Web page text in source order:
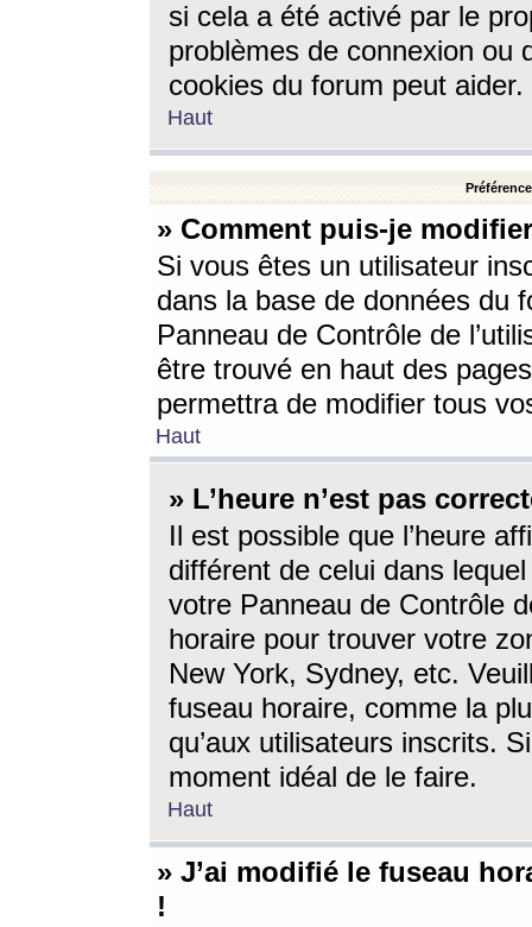
si cela a été activé par le
problèmes de connexion ou
cookies du forum peut aider.
Haut
» Comment puis-je
Si vous êtes un utilisateur
dans la base de données du
Panneau de Contrôle de
être trouvé en haut des
permettra de modifier tous
Haut
» L’heure n’est pas
Il est possible que l’heure
différent de celui dans
votre Panneau de Contrôle
horaire pour trouver votre
New York, Sydney, etc.
fuseau horaire, comme la
qu’aux utilisateurs inscrits.
moment idéal de le faire.
Haut
» J’ai modifié le fuseau
!